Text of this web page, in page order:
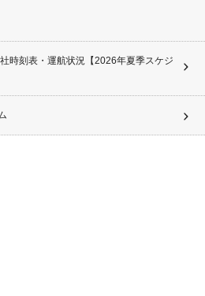
時刻表・運航状況【2026年夏季スケジ